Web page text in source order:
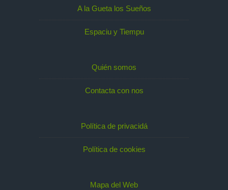
A la Gueta los Sueños
Espaciu y Tiempu
Quién somos
Contacta con nos
Política de privacidá
Política de cookies
Mapa del Web